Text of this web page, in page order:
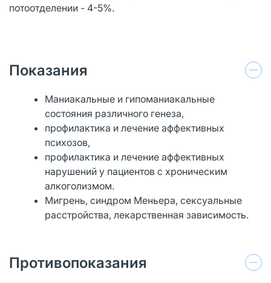
потоотделении - 4-5%.
Показания
Маниакальные и гипоманиакальные
состояния различного генеза,
профилактика и лечение аффективных
психозов,
профилактика и лечение аффективных
нарушений у пациентов с хроническим
алкоголизмом.
Мигрень, синдром Меньера, сексуальные
расстройства, лекарственная зависимость.
Противопоказания